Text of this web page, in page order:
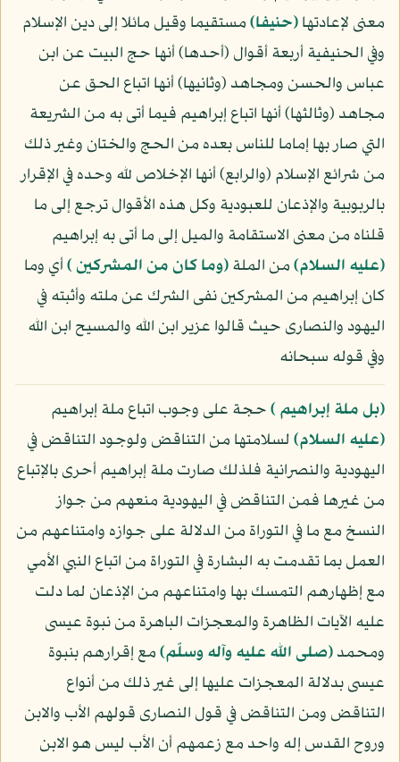
معنى لإعادتها﴿حنيفا﴾مستقيما وقيل مائلا إلى دين الإسلام
وفي الحنيفية أربعة أقوال (أحدها) أنها حج البيت عن ابن
عباس والحسن ومجاهد (وثانيها) أنها اتباع الحق عن
مجاهد (وثالثها) أنها اتباع إبراهيم فيما أتى به من الشريعة
التي صار بها إماما للناس بعده من الحج والختان وغير ذلك
من شرائع الإسلام (والرابع) أنها الإخلاص لله وحده في الإقرار
بالربوبية والإذعان للعبودية وكل هذه الأقوال ترجع إلى ما
قلناه من معنى الاستقامة والميل إلى ما أتى به إبراهيم
(عليه السلام)من الملة﴿وما كان من المشركين ﴾أي وما
كان إبراهيم من المشركين نفى الشرك عن ملته وأثبته في
اليهود والنصارى حيث قالوا عزير ابن الله والمسيح ابن الله
وفي قوله سبحانه
﴿بل ملة إبراهيم ﴾حجة على وجوب اتباع ملة إبراهيم
(عليه السلام)لسلامتها من التناقض ولوجود التناقض في
اليهودية والنصرانية فلذلك صارت ملة إبراهيم أحرى بالإتباع
من غيرها فمن التناقض في اليهودية منعهم من جواز
النسخ مع ما في التوراة من الدلالة على جوازه وامتناعهم من
العمل بما تقدمت به البشارة في التوراة من اتباع النبي الأمي
مع إظهارهم التمسك بها وامتناعهم من الإذعان لما دلت
عليه الآيات الظاهرة والمعجزات الباهرة من نبوة عيسى
ومحمد(صلى الله عليه وآله وسلّم)مع إقرارهم بنبوة
عيسى بدلالة المعجزات عليها إلى غير ذلك من أنواع
التناقض ومن التناقض في قول النصارى قولهم الأب والابن
وروح القدس إله واحد مع زعمهم أن الأب ليس هو الابن